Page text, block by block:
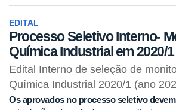
EDITAL
Processo Seletivo Interno-
Química Industrial em 2020/
Edital Interno de seleção de
Química Industrial 2020/1 (ano
Os aprovados no processo seletivo